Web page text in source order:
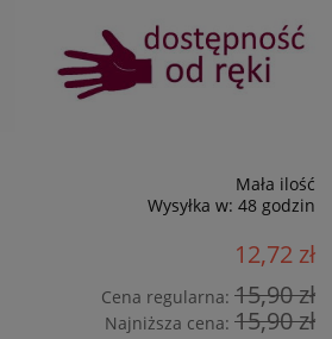
Mała ilość
Wysyłka w: 48 godzin
12,72 zł
Cena regularna: 15,90 zł
Najniższa cena: 15,90 zł